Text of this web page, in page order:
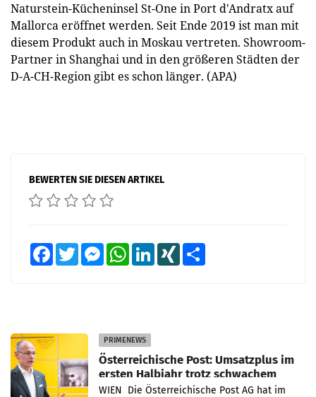
Naturstein-Kücheninsel St-One in Port d'Andratx auf
Mallorca eröffnet werden. Seit Ende 2019 ist man mit
diesem Produkt auch in Moskau vertreten. Showroom-
Partner in Shanghai und in den größeren Städten der
D-A-CH-Region gibt es schon länger. (APA)
BEWERTEN SIE DIESEN ARTIKEL
FacebookTwitter MessengerWhatsAppLinkedInXING
PRIMENEWS
Österreichische Post: Umsatzplus im
ersten Halbjahr trotz schwachem
Briefgeschäft
WIEN Die Österreichische Post AG hat im